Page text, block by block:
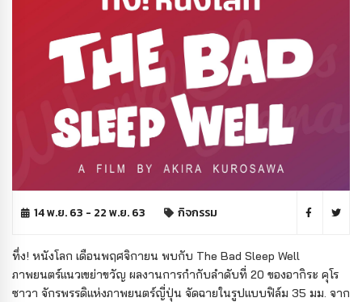
14 พ.ย. 63 - 22 พ.ย. 63 กิจกรรม
ทึ่ง! หนังโลก เดือนพฤศจิกายน พบกับ The Bad Sleep Well
ภาพยนตร์แนวเขย่าขวัญ ผลงานการกำกับลำดับที่ 20 ของอากิระ คุโร
ซาวา จักรพรรดิแห่งภาพยนตร์ญี่ปุ่น จัดฉายในรูปแบบฟิล์ม 35 มม. จาก